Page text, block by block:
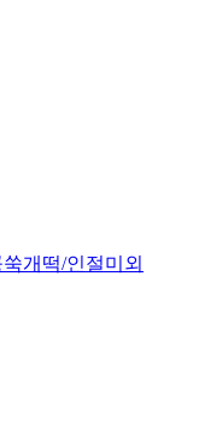
개떡/인절미외